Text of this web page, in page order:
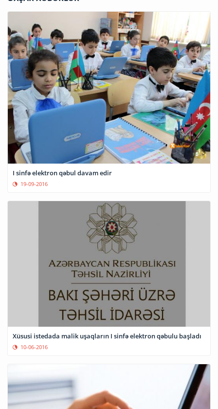
I sinfə elektron qəbul davam edir
19-09-2016
Xüsusi istedada malik uşaqların I sinfə elektron qəbulu başladı
10-06-2016